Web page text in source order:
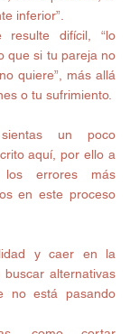
inferior”.
resulte difícil, “lo
que si tu pareja no
quiere”, más allá
o tu sufrimiento.
un poco
aquí, por ello a
los errores más
en este proceso
y caer en la
alternativas
no está pasando